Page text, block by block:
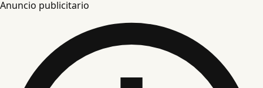
Anuncio publicitario